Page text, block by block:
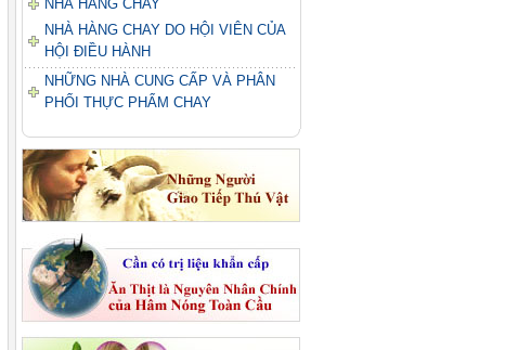
NHÀ HÀNG CHAY
NHÀ HÀNG CHAY DO HỘI VIÊN CỦA
HỘI ĐIỀU HÀNH
NHỮNG NHÀ CUNG CẤP VÀ PHÂN
PHỐI THỰC PHẨM CHAY